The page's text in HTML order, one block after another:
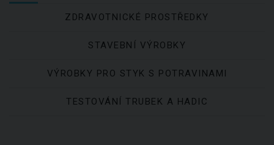
ZDRAVOTNICKÉ PROSTŘEDKY
STAVEBNÍ VÝROBKY
VÝROBKY PRO STYK S POTRAVINAMI
TESTOVÁNÍ TRUBEK A HADIC